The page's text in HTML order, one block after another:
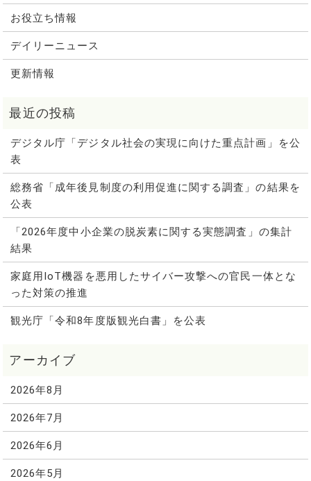
お役立ち情報
デイリーニュース
更新情報
デジタル庁「デジタル社会の実現に向けた重点計画」を公
表
総務省「成年後見制度の利用促進に関する調査」の結果を
公表
「2026年度中小企業の脱炭素に関する実態調査」の集計
結果
家庭用IoT機器を悪用したサイバー攻撃への官民一体とな
った対策の推進
観光庁「令和8年度版観光白書」を公表
2026年8月
2026年7月
2026年6月
2026年5月